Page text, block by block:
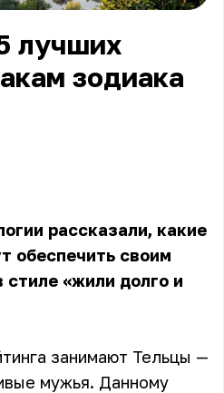
лучших
зодиака
рассказали, какие
обеспечить своим
стиле «жили долго и
занимают Тельцы —
мужья. Данному